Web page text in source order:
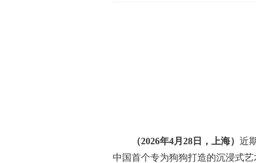
（2026年4月 28 日， 上海） 近
中国首个专为狗狗打造的沉浸式